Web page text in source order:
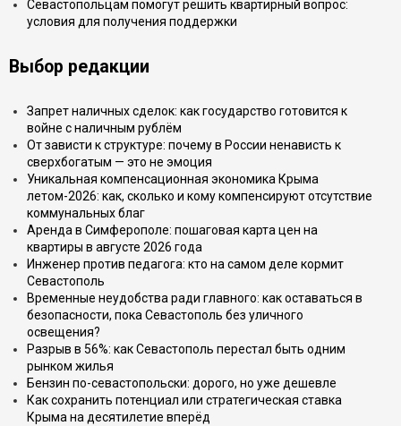
Севастопольцам помогут решить квартирный вопрос:
условия для получения поддержки
Выбор редакции
Запрет наличных сделок: как государство готовится к
войне с наличным рублём
От зависти к структуре: почему в России ненависть к
сверхбогатым — это не эмоция
Уникальная компенсационная экономика Крыма
летом-2026: как, сколько и кому компенсируют отсутствие
коммунальных благ
Аренда в Симферополе: пошаговая карта цен на
квартиры в августе 2026 года
Инженер против педагога: кто на самом деле кормит
Севастополь
Временные неудобства ради главного: как оставаться в
безопасности, пока Севастополь без уличного
освещения?
Разрыв в 56%: как Севастополь перестал быть одним
рынком жилья
Бензин по-севастопольски: дорого, но уже дешевле
Как сохранить потенциал или стратегическая ставка
Крыма на десятилетие вперёд